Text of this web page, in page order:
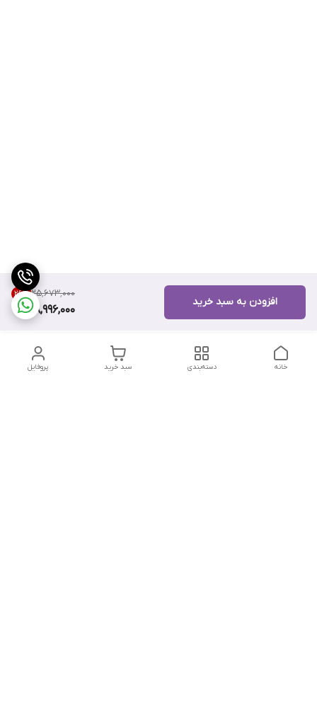
۲۵٬۶۷۳٬۰۰۰ 26%
18,996,000
افزودن به سبد خرید
پروفایل سبد خرید دسته‌بندی خانه